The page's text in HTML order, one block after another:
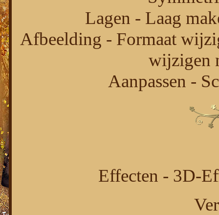
Lagen - Laag
Afbeelding - Formaat
wijzigen
Aanpassen -
Effecten - 3D-